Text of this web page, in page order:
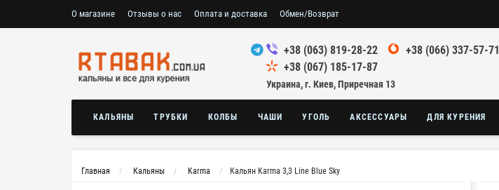
О магазине Отзывы о нас Оплата и доставка Обмен/Возврат
+38 (063) 819-28-22
+38 (066) 337-57-71
+38 (067) 185-17-87
Украина, г. Киев, Приречная 13
КАЛЬЯНЫ ТРУБКИ КОЛБЫ ЧАШИ УГОЛЬ АКСЕССУАРЫ ДЛЯ КУРЕНИЯ
Главная Кальяны Karma Кальян Karma 3,3 Line Blue Sky